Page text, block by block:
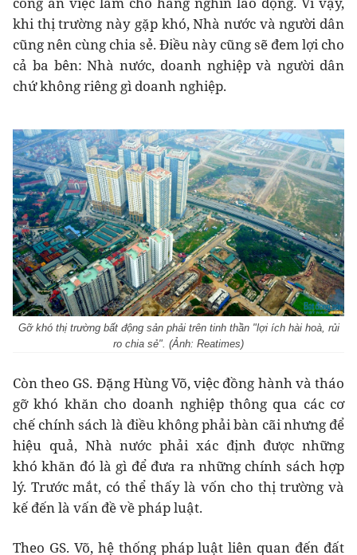
khi thị trường này gặp khó, Nhà nước và người dân
cũng nên cùng chia sẻ. Điều này cũng sẽ đem lợi cho
cả ba bên: Nhà nước, doanh nghiệp và người dân
chứ không riêng gì doanh nghiệp.
Gỡ khó thị trường bất động sản phải trên tinh thần "lợi ích hài hoà, rủi
ro chia sẻ". (Ảnh: Reatimes)
Còn theo GS. Đặng Hùng Võ, việc đồng hành và tháo
gỡ khó khăn cho doanh nghiệp thông qua các cơ
chế chính sách là điều không phải bàn cãi nhưng để
hiệu quả, Nhà nước phải xác định được những
khó khăn đó là gì để đưa ra những chính sách hợp
lý. Trước mắt, có thể thấy là vốn cho thị trường và
kế đến là vấn đề về pháp luật.
Theo GS. Võ, hệ thống pháp luật liên quan đến đất